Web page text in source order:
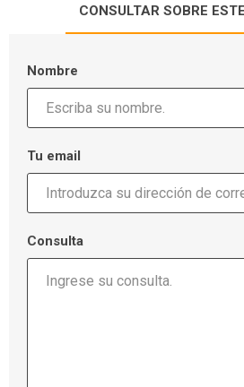
CONSULTAR SOBRE
Nombre
Tu email
Consulta